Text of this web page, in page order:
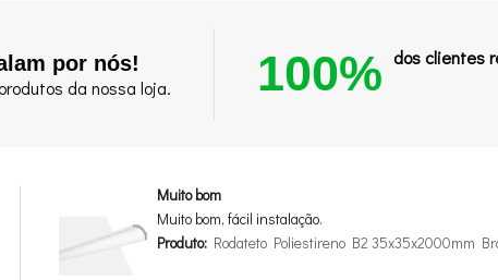
por nós!
da nossa loja. 100% dos clientes
Muito bom
Muito bom, fácil instalação.
Produto: Rodateto Poliestireno B2 35x35x2000mm